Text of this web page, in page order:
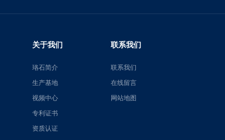
关于我们
珞石简介
生产基地
视频中心
专利证书
资质认证
联系我们
联系我们
在线留言
网站地图